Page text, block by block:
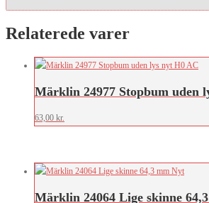
Relaterede varer
Märklin 24977 Stopbum uden
63,00 kr.
Märklin 24064 Lige skinne